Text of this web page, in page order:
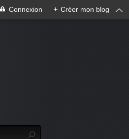
Connexion + Créer mon blog